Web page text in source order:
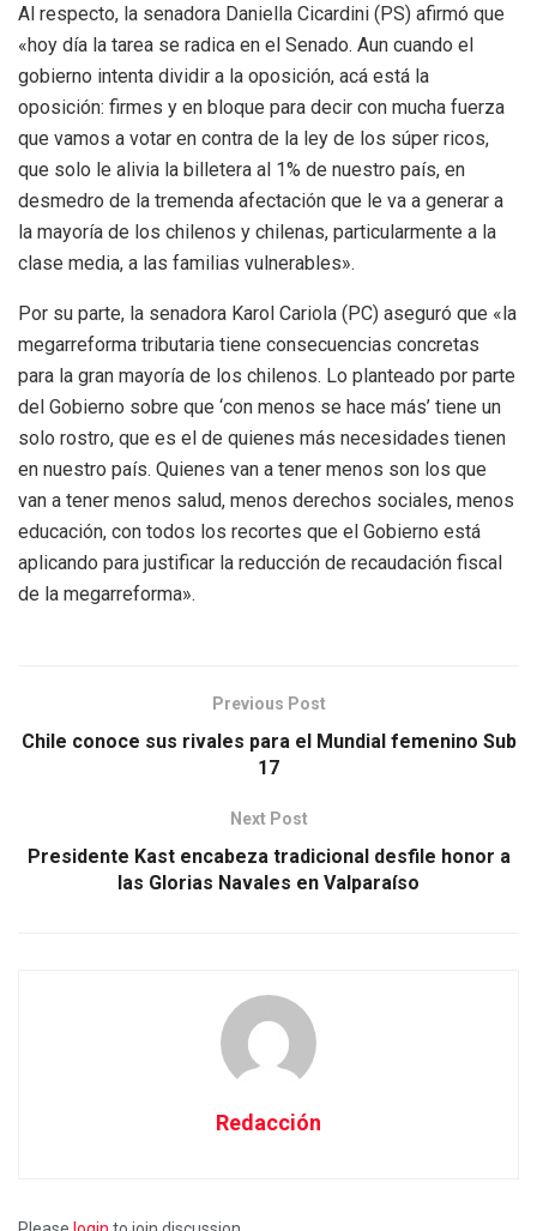
Al respecto, la senadora Daniella Cicardini (PS) afirmó que
«hoy día la tarea se radica en el Senado. Aun cuando el
gobierno intenta dividir a la oposición, acá está la
oposición: firmes y en bloque para decir con mucha fuerza
que vamos a votar en contra de la ley de los súper ricos,
que solo le alivia la billetera al 1% de nuestro país, en
desmedro de la tremenda afectación que le va a generar a
la mayoría de los chilenos y chilenas, particularmente a la
clase media, a las familias vulnerables».
Por su parte, la senadora Karol Cariola (PC) aseguró que «la
megarreforma tributaria tiene consecuencias concretas
para la gran mayoría de los chilenos. Lo planteado por parte
del Gobierno sobre que ‘con menos se hace más’ tiene un
solo rostro, que es el de quienes más necesidades tienen
en nuestro país. Quienes van a tener menos son los que
van a tener menos salud, menos derechos sociales, menos
educación, con todos los recortes que el Gobierno está
aplicando para justificar la reducción de recaudación fiscal
de la megarreforma».
Previous Post
Chile conoce sus rivales para el Mundial femenino Sub
17
Next Post
Presidente Kast encabeza tradicional desfile honor a
las Glorias Navales en Valparaíso
Redacción